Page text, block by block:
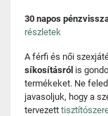
30 napos
részletek
A férfi és női
síkosításról is
termékeket. Ne
javasoljuk, hogy a
tervezett